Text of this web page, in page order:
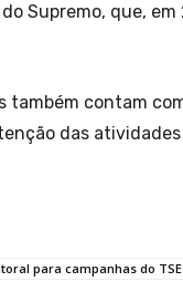
Supremo, que,
também contam
das
para campanhas do TSE